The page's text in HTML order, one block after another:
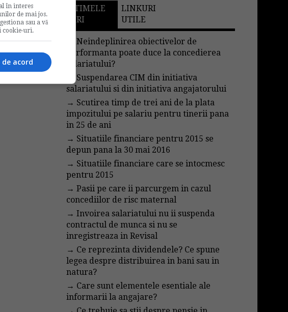
ULTIMELE
STIRI
LINKURI
UTILE
→Neindeplinirea obiectivelor de
performanta poate duce la concedierea
salariatului?
Suspendarea CIM din initiativa
salariatului si din initiativa angajatorului
→ Scutirea timp de trei ani de la plata
impozitului pe salariu pentru tinerii pana
in 25 de ani
→ Situatiile financiare pentru 2015 se
depun pana la 30 mai 2016
→ Situatiile financiare care se intocmesc
pentru 2015
→Pasii pe care ii parcurgem in cazul
concediilor de risc maternal
→Invoirea salariatului nu ii suspenda
contractul de munca si nu se
inregistreaza in Revisal
→ Ce reprezinta dividendele? Ce spune
legea despre distribuirea in bani sau in
natura?
→ Care sunt elementele esentiale ale
informarii la angajare?
în interes
de mai jos.
sau a vă
cookie-uri.
acord